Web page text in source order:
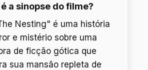
a sinopse do filme?
Nesting" é uma história
e mistério sobre uma
de ficção gótica que
sua mansão repleta de